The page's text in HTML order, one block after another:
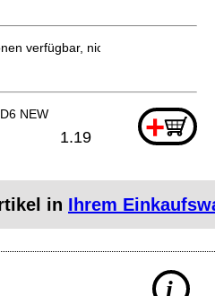
verfügbar, nicht bestellbar
NEW +
1.19
in Ihrem
i